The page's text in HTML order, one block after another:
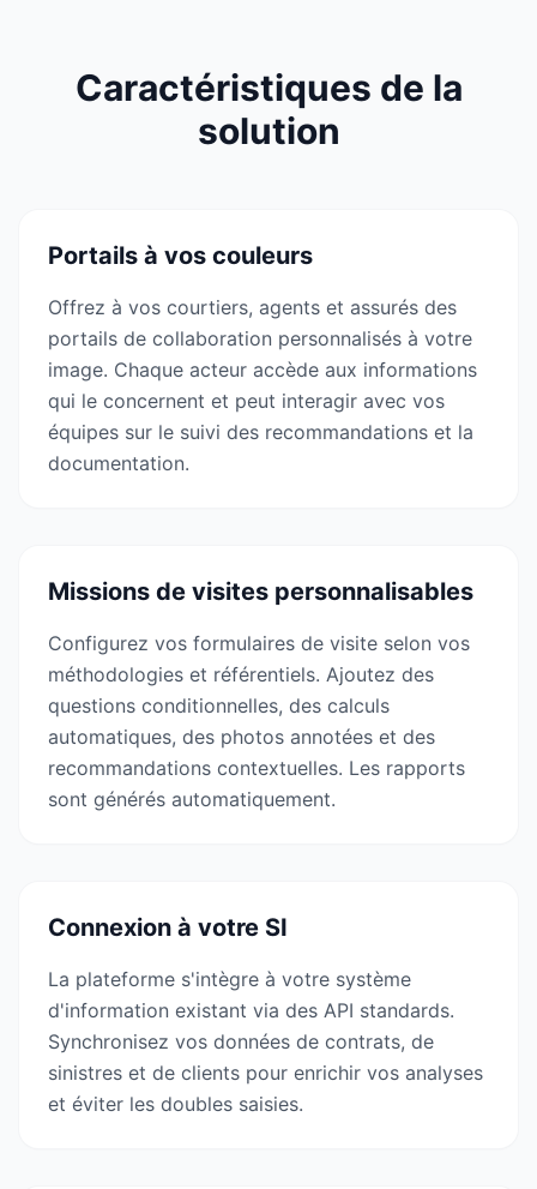
Caractéristiques de la
solution
Portails à vos couleurs
Offrez à vos courtiers, agents et assurés des
portails de collaboration personnalisés à votre
image. Chaque acteur accède aux informations
qui le concernent et peut interagir avec vos
équipes sur le suivi des recommandations et la
documentation.
Missions de visites personnalisables
Configurez vos formulaires de visite selon vos
méthodologies et référentiels. Ajoutez des
questions conditionnelles, des calculs
automatiques, des photos annotées et des
recommandations contextuelles. Les rapports
sont générés automatiquement.
Connexion à votre SI
La plateforme s'intègre à votre système
d'information existant via des API standards.
Synchronisez vos données de contrats, de
sinistres et de clients pour enrichir vos analyses
et éviter les doubles saisies.